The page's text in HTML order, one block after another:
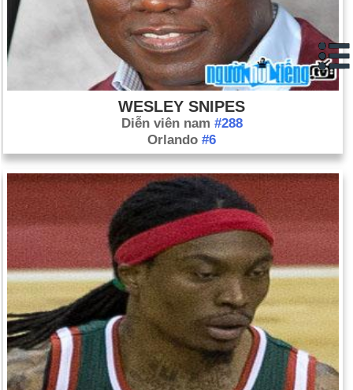
WESLEY SNIPES
Diễn viên nam #288
Orlando #6